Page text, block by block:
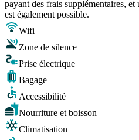
payant des frais supplémentaires,
est également possible.
Wifi
Zone de silence
Prise électrique
Bagage
Accessibilité
Nourriture et boisson
Climatisation